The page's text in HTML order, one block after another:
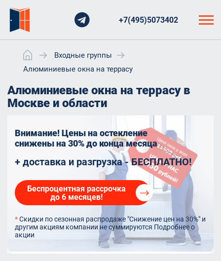
+7(495)5073402
Входные группы
Алюминиевые окна на террасу
Алюминиевые окна на террасу в
Москве и области
Внимание! Цены на остекление
снижены на 30%до конца месяца
+ доставка и разгрузка - БЕСПЛАТНО!
Беспроцентная рассрочка
до 6 месяцев!
*Скидки по сезонная распродаже "Снижение цен на 30%" и
другим акциям компании не суммируются Подробнее о
акции